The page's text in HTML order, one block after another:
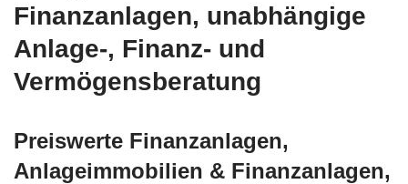
Finanzanlagen, unabhängige
Anlage-, Finanz- und
Vermögensberatung
Preiswerte Finanzanlagen,
Anlageimmobilien & Finanzanlagen,